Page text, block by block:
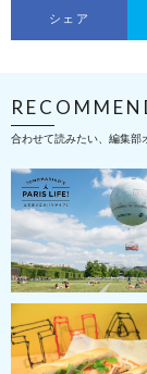
シェア
合わせて読みたい、編集部